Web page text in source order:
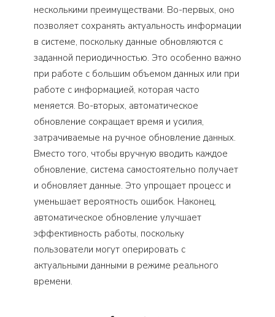
несколькими преимуществами. Во-первых, оно
позволяет сохранять актуальность информации
в системе, поскольку данные обновляются с
заданной периодичностью. Это особенно важно
при работе с большим объемом данных или при
работе с информацией, которая часто
меняется. Во-вторых, автоматическое
обновление сокращает время и усилия,
затрачиваемые на ручное обновление данных.
Вместо того, чтобы вручную вводить каждое
обновление, система самостоятельно получает
и обновляет данные. Это упрощает процесс и
уменьшает вероятность ошибок. Наконец,
автоматическое обновление улучшает
эффективность работы, поскольку
пользователи могут оперировать с
актуальными данными в режиме реального
времени.